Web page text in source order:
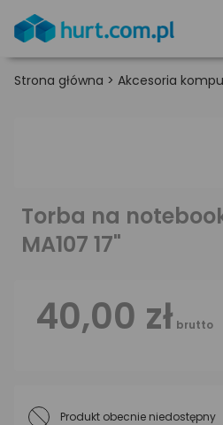
Strona główna > Akcesoria
Torba na
MA107 17"
40,00 zł brutto
Produkt obecnie niedostępny